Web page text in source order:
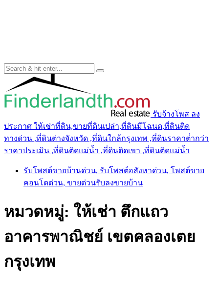
รับจ้างโพส ลง
ประกาศ ให้เช่าที่ดิน,ขายที่ดินเปล่า,ที่ดินมีโฉนด,ที่ดินติด
ทางด่วน ,ที่ดินต่างจังหวัด ,ที่ดินใกล้กรุงเทพ ,ที่ดินราคาต่ํากว่า
ราคาประเมิน ,ที่ดินติดแม่น้ำ ,ที่ดินติดเขา ,ที่ดินติดแม่น้ำ
รับโพสต์ขายบ้านด่วน, รับโพสต์อสังหาด่วน, โพสต์ขาย
คอนโดด่วน, ขายด่วนรับลงขายบ้าน
หมวดหมู่: ให้เช่า ตึกแถว
อาคารพาณิชย์ เขตคลองเตย
กรุงเทพ